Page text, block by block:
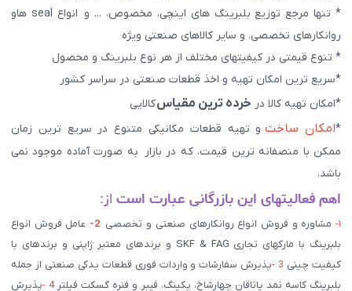
* تنها مرجع توزیع بلبرینگ های اینچی، مخصوص، ... و انواع seal هاو
روانکارهای تخصصی. و سایر کالاهای صنعتی ويژه
* تنوع قیمتی در کیفیتهای مختلف از هر نوع بلبرینگ و محصول
*سریع ترین امکان تهیه و اخذ قطعات صنعتی در سراسر کشور
*امکان تهیه کالا در خرده ترین مقیاسکالایی
*امکان ساختو تهیه قطعات مکانیکی متنوع در سریع ترین زمان
ممکن با منصفانه ترین قیمت، که در بازار به صورت آماده موجود نمی
باشد.
اهم فعالیتهای این بازرگانی عبارت است از:
۱- مشاوره و فروش انواع روانکارهای صنعتی و تخصصی 2-
عامل فروش انواع
بلبرینگ با مارکهای تجاری SKF & FAG و برندهای معتبر ژاپنی و برندهای با
کیفیت چینی 3 - پذیرش سفارشات و واردات فوری قطعات یدکی صنعتی از جمله
بلبرینگ کاسه نمد یاتاقان چهارشاخ، پکینگ، فیبر و فنره گسکت فیلتر4 - پذیرش